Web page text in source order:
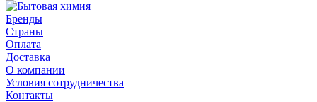
Бренды
Страны
Оплата
Доставка
О компании
Условия сотрудничества
Контакты